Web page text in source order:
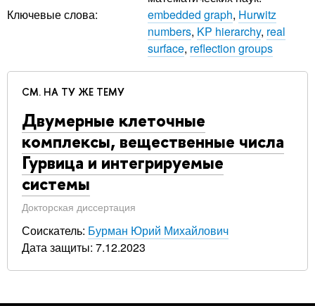
Ключевые слова:
embedded graph, Hurwitz
numbers, KP hierarchy, real
surface, reflection groups
СМ. НА ТУ ЖЕ ТЕМУ
Двумерные клеточные
комплексы, вещественные числа
Гурвица и интегрируемые
системы
Докторская диссертация
Соискатель: Бурман Юрий Михайлович
Дата защиты: 7.12.2023